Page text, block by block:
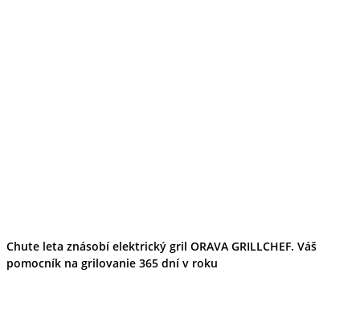
Chute leta znásobí elektrický gril ORAVA GRILLCHEF. Váš
pomocník na grilovanie 365 dní v roku